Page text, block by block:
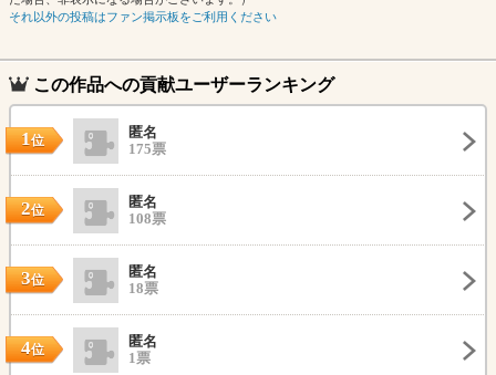
それ以外の投稿はファン掲示板をご利用ください
この作品への貢献ユーザーランキング
1位
匿名
175票
2位
匿名
108票
3位
匿名
18票
4位
匿名
1票